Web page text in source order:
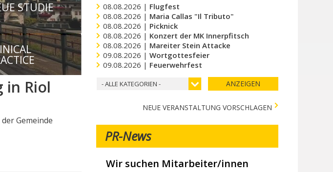
STUDIE
in Riol
Gemeinde
08.08.2026 | Flugfest
08.08.2026 | Maria Callas "Il Tributo"
08.08.2026 | Picknick
08.08.2026 | Konzert der MK Innerpfitsch
08.08.2026 | Mareiter Stein Attacke
09.08.2026 | Wortgottesfeier
09.08.2026 | Feuerwehrfest
- ALLE KATEGORIEN - ANZEIGEN
NEUE VERANSTALTUNG VORSCHLAGEN
PR-News
Wir suchen Mitarbeiter/innen